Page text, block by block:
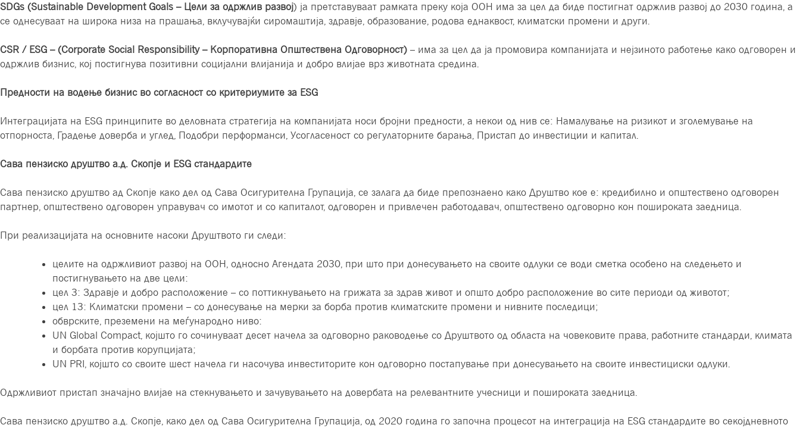
SDGs (Sustainable Development Goals – Цели за одржлив развој) ја претставуваат рамката преку која ООН има за цел да биде постигнат одржлив развој до 2030 година, а
се однесуваат на широка низа на прашања, вклучувајќи сиромаштија, здравје, образование, родова еднаквост, климатски промени и други.
CSR / ESG – (Corporate Social Responsibility – Корпоративна Општествена Одговорност) – има за цел да ја промовира компанијата и нејзиното работење како одговорен и
одржлив бизнис, кој постигнува позитивни социјални влијанија и добро влијае врз животната средина.
Предности на водење бизнис во согласност со критериумите за ESG
Интеграцијата на ESG принципите во деловната стратегија на компанијата носи бројни предности, а некои од нив се: Намалување на ризикот и зголемување на
отпорноста, Градење доверба и углед, Подобри перформанси, Усогласеност со регулаторните барања, Пристап до инвестиции и капитал.
Сава пензиско друштво а.д. Скопје и ESG стандардите
Сава пензиско друштво ад Скопје како дел од Сава Осигурителна Групација, се залага да биде препознаено како Друштво кое е: кредибилно и општествено одговорен
партнер, општествено одговорен управувач со имотот и со капиталот, одговорен и привлечен работодавач, општествено одговорно кон пошироката заедница.
При реализацијата на основните насоки Друштвото ги следи:
целите на одржливиот развој на ООН, односно Агендата 2030, при што при донесувањето на своите одлуки се води сметка особено на следењето и
постигнувањето на две цели:
цел 3: Здравје и добро расположение – со поттикнувањето на грижата за здрав живот и општо добро расположение во сите периоди од животот;
цел 13: Климатски промени – со донесување на мерки за борба против климатските промени и нивните последици;
обврските, преземени на меѓународно ниво:
UN Global Compact, којшто го сочинуваат десет начела за одговорно раководење со Друштвото од областа на човековите права, работните стандарди, климата
и борбата против корупцијата;
UN PRI, којшто со своите шест начела ги насочува инвеститорите кон одговорно постапување при донесувањето на своите инвестициски одлуки.
Одржливиот пристап значајно влијае на стекнувањето и зачувувањето на довербата на релевантните учесници и пошироката заедница.
Сава пензиско друштво а.д. Скопје, како дел од Сава Осигурителна Групација, од 2020 година го започна процесот на интеграција на ESG стандардите во секојдневното